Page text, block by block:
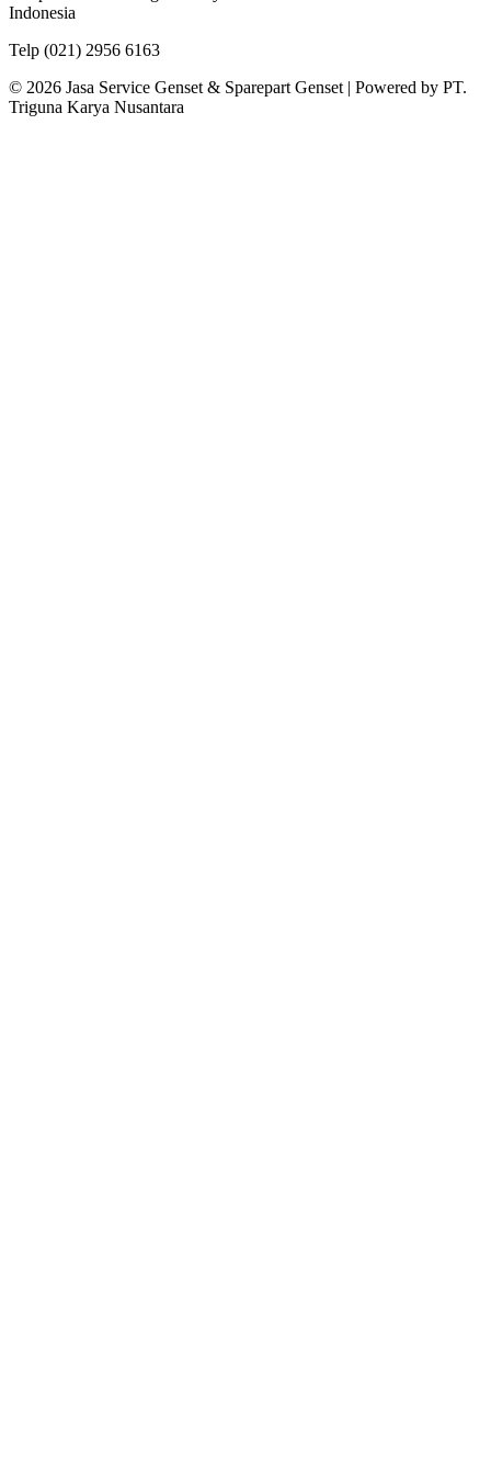
Indonesia
Telp (021) 2956 6163
© 2026 Jasa Service Genset & Sparepart Genset | Powered by PT.
Triguna Karya Nusantara